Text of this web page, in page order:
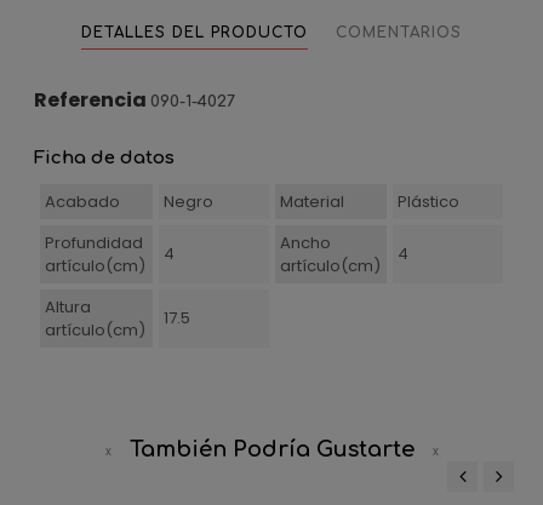
DETALLES DEL PRODUCTO COMENTARIOS
Referencia 090-1-4027
Ficha de datos
Acabado Negro Material
Plástico
Profundidad
artículo(cm)
4
Ancho
artículo(cm)
4
Altura
artículo(cm)
17.5
También Podría Gustarte